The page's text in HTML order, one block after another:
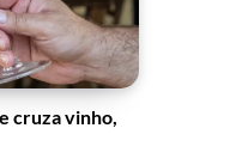
cruza vinho,